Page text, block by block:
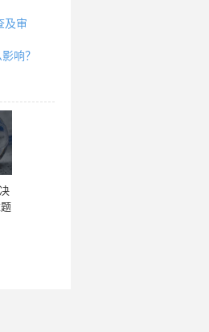
及审
响？